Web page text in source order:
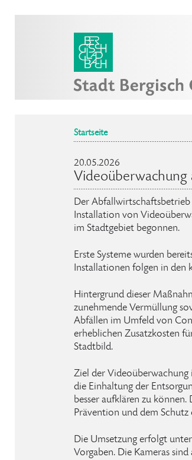
Startseite
20.05.2026
Der
Installation von
im Stadtgebiet begonnen.
Erste Systeme wurden
Installationen folgen in den
Hintergrund dieser
zunehmende Vermüllung
Abfällen im Umfeld von
erheblichen Zusatzkosten
Stadtbild.
Ziel der Videoüberwachung
die Einhaltung der
besser aufklären zu
Prävention und dem
Die Umsetzung erfolgt
Vorgaben. Die Kameras